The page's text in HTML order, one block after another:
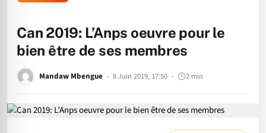
Can 2019: L’Anps oeuvre pour le
bien être de ses membres
Mandaw Mbengue 8 Juin 2019, 17:50 2 min